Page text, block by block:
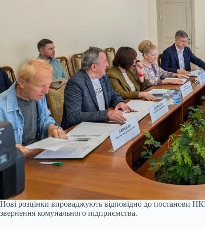
Нові розцінки впроваджують відповідно до постанови
звернення комунального підприємства.